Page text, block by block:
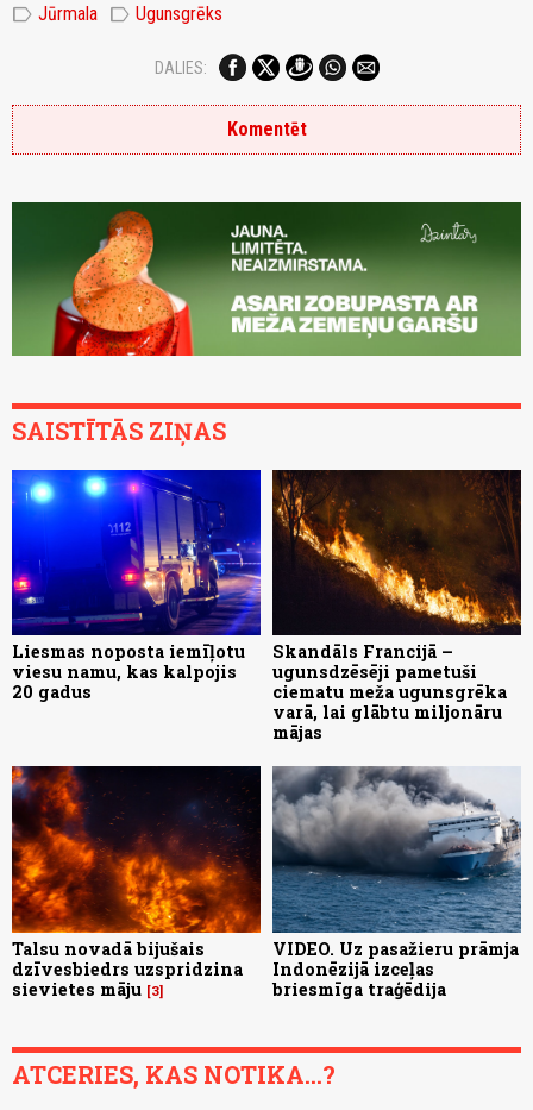
label Jūrmala label Ugunsgrēks
DALIES:
Komentēt
SAISTĪTĀS ZIŅAS
Liesmas noposta iemīļotu
viesu namu, kas kalpojis
20 gadus
Skandāls Francijā –
ugunsdzēsēji pametuši
ciematu meža ugunsgrēka
varā, lai glābtu miljonāru
mājas
Talsu novadā bijušais
dzīvesbiedrs uzspridzina
sievietes māju 3
VIDEO. Uz pasažieru prāmja
Indonēzijā izceļas
briesmīga traģēdija
ATCERIES, KAS NOTIKA...?